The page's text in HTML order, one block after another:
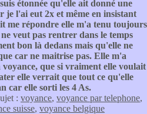
étonnée qu'elle ait donné une
je l'ai eut 2x et même en insistant
me répondre elle m'a tenu toujours
veut pas rentrer dans le temps
bon là dedans mais qu'elle ne
car ne maitrise pas. Elle m'a
que si vraiment elle voulait
elle verrait que tout ce qu'elle
car elle sorti les 4 As.
: voyance, voyance par telephone,
suisse, voyance belgique